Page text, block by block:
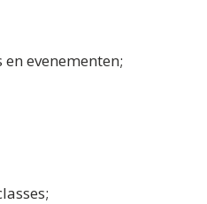
evenementen;